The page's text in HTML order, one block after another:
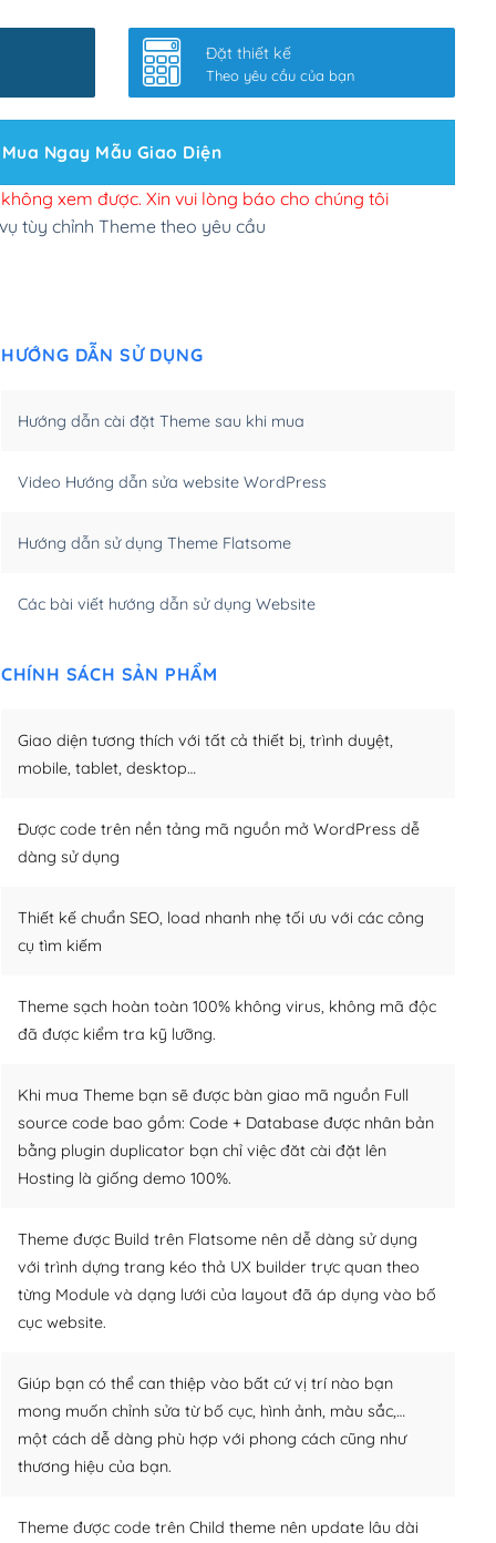
slider chính (+200,000₫)
site Wordpress(+100,000₫)
đăng web(+300,000₫)
tuỳ chọn
(+450,000₫)
(+950,000₫)
Đặt thiết kế
Theo yêu cầu của bạn
Mua Ngay Mẫu Giao Diện
xem được. Xin vui lòng báo cho chúng tôi
tùy chỉnh Theme theo yêu cầu
HƯỚNG DẪN SỬ DỤNG
Hướng dẫn cài đặt Theme sau khi mua
Video Hướng dẫn sửa website WordPress
Hướng dẫn sử dụng Theme Flatsome
Các bài viết hướng dẫn sử dụng Website
CHÍNH SÁCH SẢN PHẨM
Giao diện tương thích với tất cả thiết bị, trình duyệt,
mobile, tablet, desktop…
Được code trên nền tảng mã nguồn mở WordPress dễ
dàng sử dụng
Thiết kế chuẩn SEO, load nhanh nhẹ tối ưu với các công
cụ tìm kiếm
Theme sạch hoàn toàn 100% không virus, không mã độc
đã được kiểm tra kỹ lưỡng.
Khi mua Theme bạn sẽ được bàn giao mã nguồn Full
source code bao gồm: Code + Database được nhân bản
bằng plugin duplicator bạn chỉ việc đăt cài đặt lên
Hosting là giống demo 100%.
Theme được Build trên Flatsome nên dễ dàng sử dụng
với trình dựng trang kéo thả UX builder trực quan theo
từng Module và dạng lưới của layout đã áp dụng vào bố
cục website.
Giúp bạn có thể can thiệp vào bất cứ vị trí nào bạn
mong muốn chỉnh sửa từ bố cục, hình ảnh, màu sắc,…
một cách dễ dàng phù hợp với phong cách cũng như
thương hiệu của bạn.
Theme được code trên Child theme nên update lâu dài